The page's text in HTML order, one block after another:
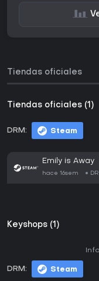
Tiendas oficiales
Tiendas oficiales (1)
DRM: Steam
Emily is Away
hace 16sem
Keyshops (1)
DRM: Steam